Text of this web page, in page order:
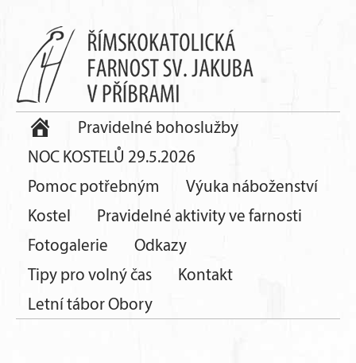
Pravidelné bohoslužby
NOC KOSTELŮ 29.5.2026
Pomoc potřebným
Výuka náboženství
Kostel
Pravidelné aktivity ve farnosti
Fotogalerie
Odkazy
Tipy pro volný čas
Kontakt
Letní tábor Obory